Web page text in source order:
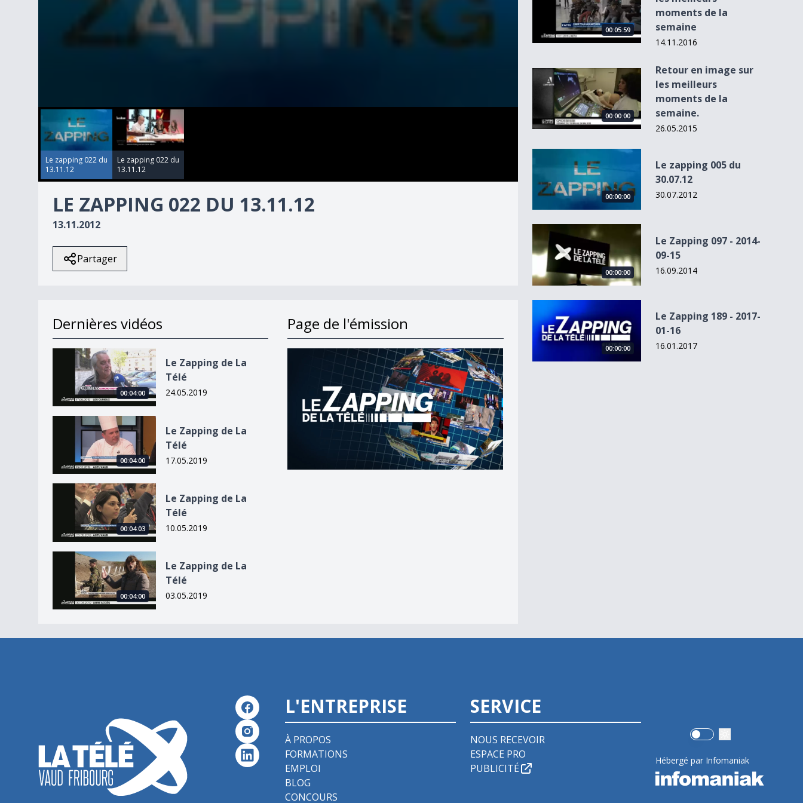
0
seconds
of
minutes,
16
seconds
90%
Le zapping 022 du
13.11.12
Le zapping 022 du
13.11.12
LE ZAPPING 022 DU 13.11.12
13.11.2012
Partager
Dernières vidéos
Le Zapping de La Télé
00:04:00
Le Zapping de La
Télé
24.05.2019
Le Zapping de La Télé
00:04:00
Le Zapping de La
Télé
17.05.2019
Le Zapping de La Télé
00:04:03
Le Zapping de La
Télé
10.05.2019
Le Zapping de La Télé
00:04:00
Le Zapping de La
Télé
03.05.2019
Page de l'émission
00:05:59
moments de la
semaine
14.11.2016
Retour en image sur les meilleurs moments de la semaine.
00:00:00
Retour en image sur
les meilleurs
moments de la
semaine.
26.05.2015
Le zapping 005 du 30.07.12
00:00:00
Le zapping 005 du
30.07.12
30.07.2012
Le Zapping 097 - 2014-09-15
00:00:00
Le Zapping 097 - 2014-
09-15
16.09.2014
Le Zapping 189 - 2017-01-16
00:00:00
Le Zapping 189 - 2017-
01-16
16.01.2017
L'ENTREPRISE
À PROPOS
FORMATIONS
EMPLOI
BLOG
CONCOURS
SERVICE
NOUS RECEVOIR
ESPACE PRO
PUBLICITÉ
Use setting
Hébergé par Infomaniak